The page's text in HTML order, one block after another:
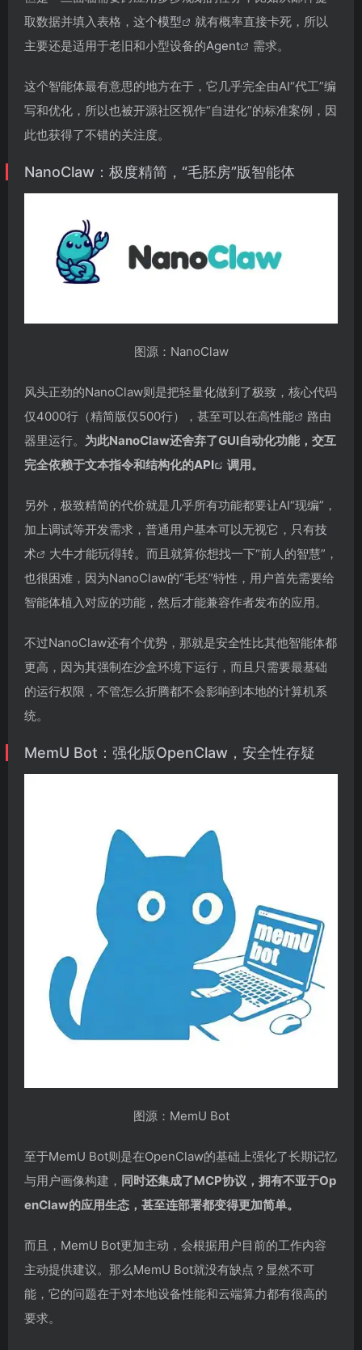
取数据并填入表格，这个模型
就有概率直接卡死，所以
主要还是适用于老旧和小型设备的Agent 需求。
这个智能体最有意思的地方在于，它几乎完全由AI“代工”编
写和优化，所以也被开源社区视作“自进化”的标准案例，因
此也获得了不错的关注度。
NanoClaw：极度精简，“毛胚房”版智能体
图源：NanoClaw
风头正劲的NanoClaw则是把轻量化做到了极致，核心代码
仅4000行（精简版仅500行），甚至可以在高性能
路由
器里运行。 为此NanoClaw还舍弃了GUI自动化功能，交互
完全依赖于文本指令和结构化的API 调用。
另外，极致精简的代价就是几乎所有功能都要让AI“现编”，
加上调试等开发需求，普通用户基本可以无视它，只有技
术
大牛才能玩得转。而且就算你想找一下“前人的智慧”，
也很困难，因为NanoClaw的“毛坯”特性，用户首先需要给
智能体植入对应的功能，然后才能兼容作者发布的应用。
不过NanoClaw还有个优势，那就是安全性比其他智能体都
更高，因为其强制在沙盒环境下运行，而且只需要最基础
的运行权限，不管怎么折腾都不会影响到本地的计算机系
统。
MemU Bot：强化版OpenClaw，安全性存疑
图源：MemU Bot
至于MemU Bot则是在OpenClaw的基础上强化了长期记忆
与用户画像构建， 同时还集成了MCP协议，拥有不亚于Op
enClaw的应用生态，甚至连部署都变得更加简单。
而且，MemU Bot更加主动，会根据用户目前的工作内容
主动提供建议。那么MemU Bot就没有缺点？显然不可
能，它的问题在于对本地设备性能和云端算力都有很高的
要求。